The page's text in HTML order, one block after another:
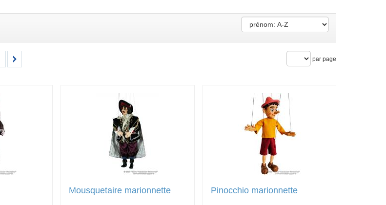
par page
Mousquetaire marionnette Pinocchio marionnette